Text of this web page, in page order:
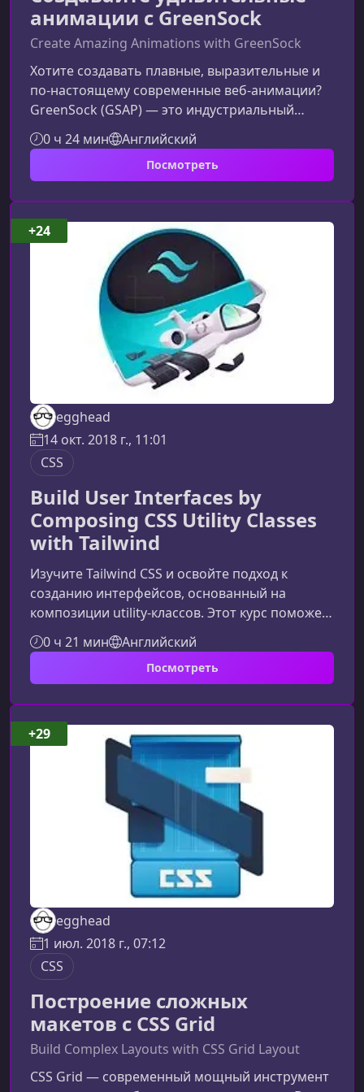
анимации с GreenSock
Create Amazing Animations with GreenSock
Хотите создавать плавные, выразительные и
по‑настоящему современные веб‑анимации?
GreenSock (GSAP) — это индустриальный
стандарт, который позволяет анимировать
элементы с феноменальной
производительностью, полной
материале вы узнаете, чему научитесь на
курсе и почему освоение GSAP откроет вам
новые возможности в веб‑разработке и
интерфейсном дизайне.Что вы изучите на
курсеКурс помогает уверенно перейти от
0 ч 24 мин Английский
Посмотреть
egghead
14 окт. 2018 г., 11:01
CSS
Build User Interfaces by
Composing CSS Utility Classes
with Tailwind
Изучите Tailwind CSS и освойте подход к
созданию интерфейсов, основанный на
композиции utility‑классов. Этот курс поможет
вам быстро и эффективно проектировать UI,
не тратя часы на тонкую настройку стилей и
выравнивание элементов вручную.Что делает
гибкий набор utility‑классов, позволяя вам
создавать полностью кастомизированные
интерфейсы без необходимости писать
сложные CSS‑файлы. Он дает свободу ди
0 ч 21 мин Английский
Посмотреть
+24
egghead
1 июл. 2018 г., 07:12
CSS
Построение сложных
макетов c CSS Grid
Build Complex Layouts with CSS Grid Layout
CSS Grid — современный мощный инструмент
+29